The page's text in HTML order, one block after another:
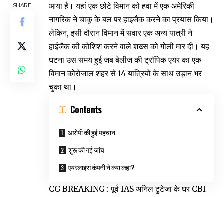
SHARE
आया है। यहां एक छोटे विमान को हवा में एक अमेरिकी
नागरिक ने चाकू के बल पर हाइजैक करने का प्रयास किया।
लेकिन, इसी दौरान विमान में सवार एक अन्य यात्री ने
हाईजैक की कोशिश करने वाले शख्स को गोली मार दी। यह
घटना उस समय हुई जब बेलीज की ट्रॉपिक एयर का एक
विमान कोरोजाल शहर से 14 यात्रियों के साथ उड़ान भर
चुका था।
Contents
आरोपी की हुई पहचान
शुरू की गई जांच
एयरलाइंस कंपनी ने क्या कहा?
CG BREAKING : पूर्व IAS अनिल टुटेजा के घर CBI